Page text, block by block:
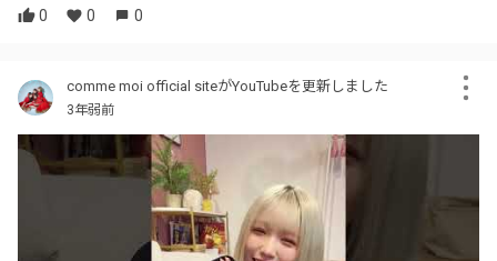
0 0 0
comme moi official siteがYouTubeを更新しました
3年弱前